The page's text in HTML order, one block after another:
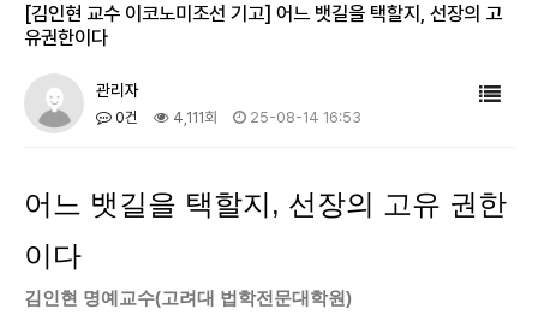
[김인현 교수 이코노미조선 기고] 어느 뱃길을 택할지, 선장의 고
유권한이다
관리자
0건 4,111회 25-08-14 16:53
어느 뱃길을 택할지, 선장의 고유 권한
이다
김인현 명예교수(고려대 법학전문대학원)